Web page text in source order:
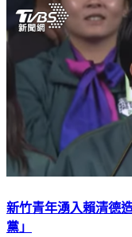
新竹青年湧入賴清德
黨」